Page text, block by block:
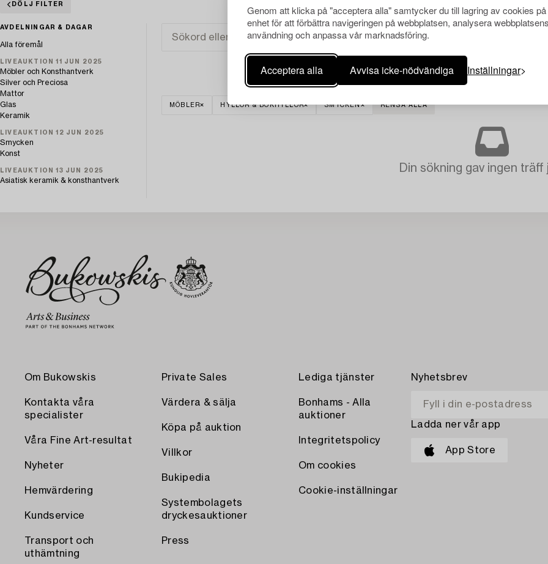
Genom att klicka på "acceptera alla" samtycker du till lagring av cookies
enhet för att förbättra navigeringen på webbplatsen, analysera
användning och anpassa vår marknadsföring.
Acceptera alla Avvisa icke-nödvändiga Inställningar
DÖLJ FILTER
AVDELNINGAR & DAGAR
Alla föremål
LIVEAUKTION 11 JUN 2025
Möbler och Konsthantverk
Silver och Preciosa
Mattor
Glas
Keramik
LIVEAUKTION 12 JUN 2025
Smycken
Konst
LIVEAUKTION 13 JUN 2025
Asiatisk keramik & konsthantverk
MÖBLER HYLLOR & BOKHYLLOR SMYCKEN RENSA ALLA
Din sökning gav ingen träff
Om Bukowskis
Kontakta våra
specialister
Våra Fine Art-resultat
Nyheter
Hemvärdering
Kundservice
Transport och
uthämtning
Private Sales
Värdera & sälja
Köpa på auktion
Villkor
Bukipedia
Systembolagets
dryckesauktioner
Press
Lediga tjänster
Bonhams - Alla
auktioner
Integritetspolicy
Om cookies
Cookie-inställningar
Nyhetsbrev
Ladda ner vår app
App Store